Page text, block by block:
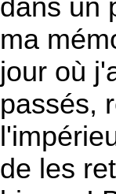
dans un
ma
jour où
passés,
de les